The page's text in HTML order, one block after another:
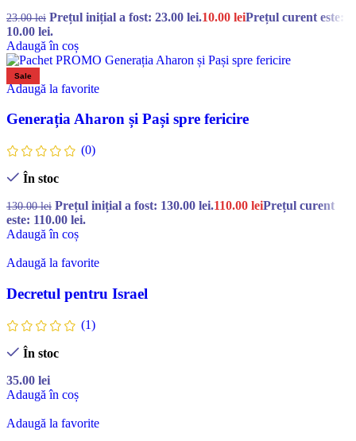
23.00lei Prețul inițial a fost: 23.00 lei.10.00 leiPrețul curent este:
10.00 lei.
Adaugă în coș
Sale
Adaugă la favorite
Generația Aharon și Pași spre fericire
(0)
În stoc
130.00lei Prețul inițial a fost: 130.00 lei.110.00 leiPrețul curent
este: 110.00 lei.
Adaugă în coș
Adaugă la favorite
Decretul pentru Israel
(1)
În stoc
35.00 lei
Adaugă în coș
Adaugă la favorite